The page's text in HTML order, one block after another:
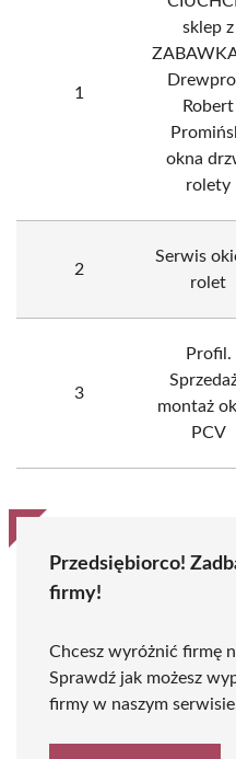
1
sklep z
Robert
okna
rolety
2
Serwis
rolet
3
Profil.
montaż
PCV
Przedsiębiorco!
firmy!
Chcesz wyróżnić firmę
Sprawdź jak możesz
firmy w naszym